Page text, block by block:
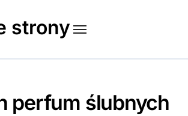
strony
perfum ślubnych